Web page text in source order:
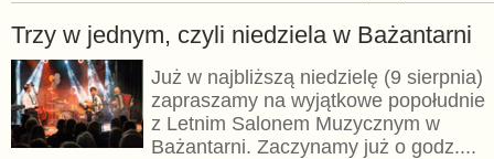
Trzy w jednym, czyli niedziela w Bażantarni
Już w najbliższą niedzielę (9 sierpnia)
zapraszamy na wyjątkowe popołudnie
z Letnim Salonem Muzycznym w
Bażantarni. Zaczynamy już o godz....